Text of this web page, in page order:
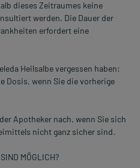
dieses Zeitraumes keine
werden. Die Dauer der
erfordert eine
Heilsalbe vergessen haben:
Dosis, wenn Sie die vorherige
Apotheker nach, wenn Sie sich
nicht ganz sicher sind.
MÖGLICH?